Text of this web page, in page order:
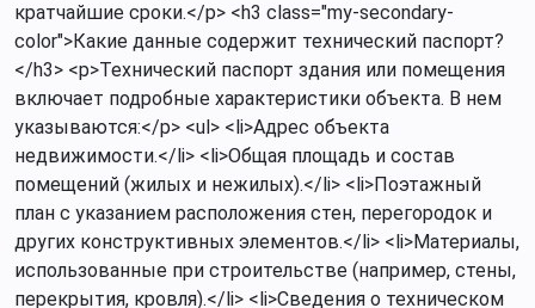
кратчайшие сроки.</p> <h3 class="my-secondary-
color">Какие данные содержит технический паспорт?
</h3> <p>Технический паспорт здания или помещения
включает подробные характеристики объекта. В нем
указываются:</p> <ul> <li>Адрес объекта
недвижимости.</li> <li>Общая площадь и состав
помещений (жилых и нежилых).</li> <li>Поэтажный
план с указанием расположения стен, перегородок и
других конструктивных элементов.</li> <li>Материалы,
использованные при строительстве (например, стены,
перекрытия, кровля).</li> <li>Сведения о техническом